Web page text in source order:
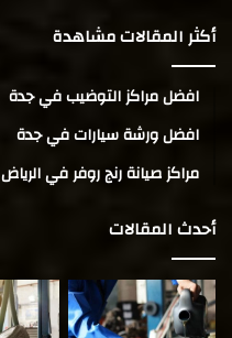
أكثر المقالات مشاهدة
افضل مراكز التوضيب في جدة
افضل ورشة سيارات في جدة
مراكز صيانة رنج روفر في الرياض
أحدث المقالات